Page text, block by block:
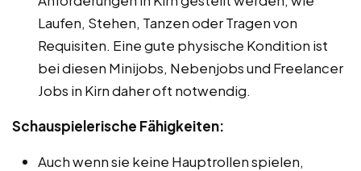
Laufen, Stehen, Tanzen oder Tragen von
Requisiten. Eine gute physische Kondition ist
bei diesen Minijobs, Nebenjobs und Freelancer
Jobs in Kirn daher oft notwendig.
Schauspielerische Fähigkeiten:
Auch wenn sie keine Hauptrollen spielen,